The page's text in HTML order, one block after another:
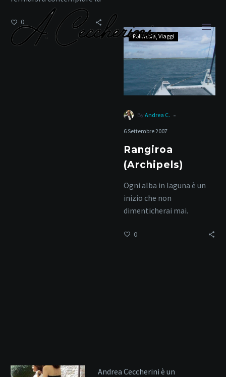
viaggio a Rangiroa
Tag
0
Rangiroa
(Archipels)
Polinesia Viaggi
By Andrea C. -
6 Settembre 2007
Rangiroa
(Archipels)
Ogni alba in laguna è un
inizio che non
dimenticherai mai.
0
Andrea Ceccherini è un